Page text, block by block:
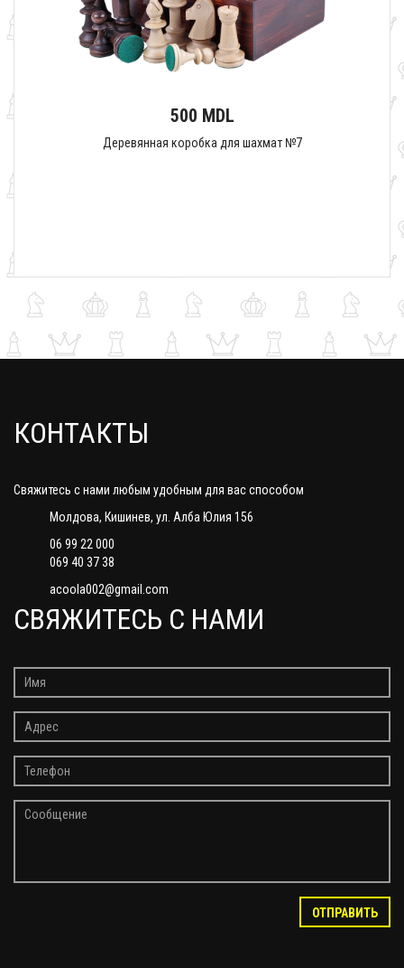
500 MDL
Деревянная коробка для шахмат №7
КОНТАКТЫ
Свяжитесь с нами любым удобным для вас способом
Молдова, Кишинев, ул. Алба Юлия 156
06 99 22 000
069 40 37 38
acoola002@gmail.com
СВЯЖИТЕСЬ С НАМИ
ОТПРАВИТЬ